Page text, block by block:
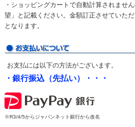
・ショッピングカートで自動計算されませ
望」と記載ください。金額訂正させていた
となります。
お支払には以下の方法がございます。
・銀行振込（先払い）・・・
※R3/4/5からジャパンネット銀行から改名